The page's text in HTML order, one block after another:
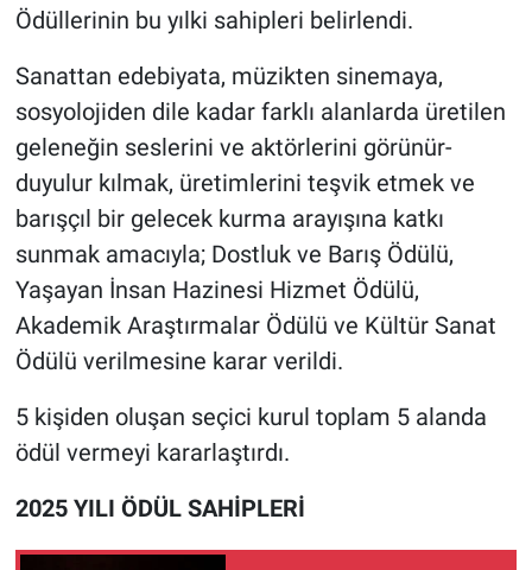
Ödüllerinin bu yılki sahipleri belirlendi.
Sanattan edebiyata, müzikten sinemaya,
sosyolojiden dile kadar farklı alanlarda üretilen
geleneğin seslerini ve aktörlerini görünür-
duyulur kılmak, üretimlerini teşvik etmek ve
barışçıl bir gelecek kurma arayışına katkı
sunmak amacıyla; Dostluk ve Barış Ödülü,
Yaşayan İnsan Hazinesi Hizmet Ödülü,
Akademik Araştırmalar Ödülü ve Kültür Sanat
Ödülü verilmesine karar verildi.
5 kişiden oluşan seçici kurul toplam 5 alanda
ödül vermeyi kararlaştırdı.
2025 YILI ÖDÜL SAHİPLERİ